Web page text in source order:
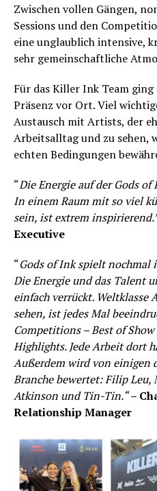
Zwischen vollen Gängen,
Sessions und den
eine unglaublich intensive,
sehr gemeinschaftliche
Für das Killer Ink Team
Präsenz vor Ort. Viel
Austausch mit Artists, der
Arbeitsalltag und zu sehen,
echten Bedingungen
“Die Energie auf der Gods
In einem Raum mit so viel
sein, ist extrem
Executive
“Gods of Ink spielt nochmal
Die Energie und das Talent
einfach verrückt.
sehen, ist jedes Mal
Competitions – Best of
Highlights. Jede Arbeit dort
Außerdem wird von einigen
Branche bewertet: Filip Leu,
Atkinson und Tin-Tin.“ –
Relationship Manager